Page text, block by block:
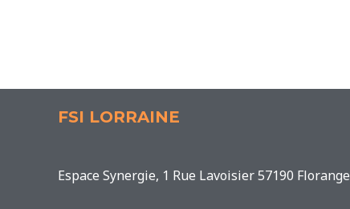
FSI LORRAINE
Espace Synergie, 1 Rue Lavoisier 57190 Florange